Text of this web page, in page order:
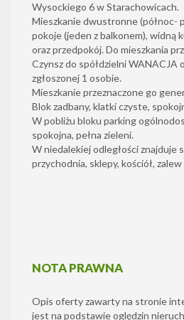
Wysockiego 6 w Starachowicach.
Mieszkanie dwustronne (północ-
pokoje (jeden z balkonem), widną
oraz przedpokój. Do mieszkania
Czynsz do spółdzielni WANACJA
zgłoszonej 1 osobie.
Mieszkanie przeznaczone go
Blok zadbany, klatki czyste,
W pobliżu bloku parking
spokojna, pełna zieleni.
W niedalekiej odległości znajduje
przychodnia, sklepy, kościół, zalew
NOTA PRAWNA
Opis oferty zawarty na stronie
jest na podstawie oględzin